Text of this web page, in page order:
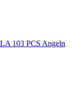
103 PCS Angeln